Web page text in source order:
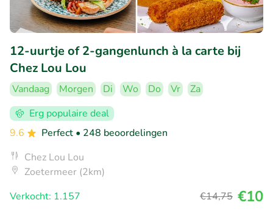
12-uurtje of 2-gangenlunch à la carte bij
Chez Lou Lou
Vandaag Morgen Di Wo Do Vr
Za
Erg populaire deal
9.6
Perfect • 248 beoordelingen
Chez Lou Lou
Zoetermeer (2km)
Verkocht: 1.157
€14,75 €10